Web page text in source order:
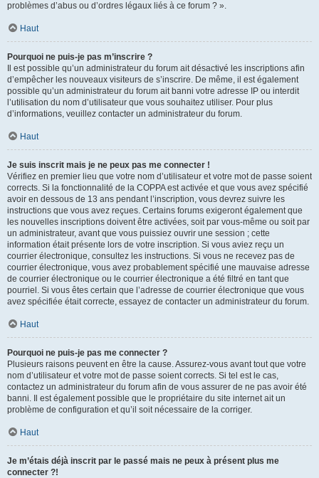
problèmes d’abus ou d’ordres légaux liés à ce forum ? ».
Haut
Pourquoi ne puis-je pas m’inscrire ?
Il est possible qu’un administrateur du forum ait désactivé les inscriptions afin
d’empêcher les nouveaux visiteurs de s’inscrire. De même, il est également
possible qu’un administrateur du forum ait banni votre adresse IP ou interdit
l’utilisation du nom d’utilisateur que vous souhaitez utiliser. Pour plus
d’informations, veuillez contacter un administrateur du forum.
Haut
Je suis inscrit mais je ne peux pas me connecter !
Vérifiez en premier lieu que votre nom d’utilisateur et votre mot de passe soient
corrects. Si la fonctionnalité de la COPPA est activée et que vous avez spécifié
avoir en dessous de 13 ans pendant l’inscription, vous devrez suivre les
instructions que vous avez reçues. Certains forums exigeront également que
les nouvelles inscriptions doivent être activées, soit par vous-même ou soit par
un administrateur, avant que vous puissiez ouvrir une session ; cette
information était présente lors de votre inscription. Si vous aviez reçu un
courrier électronique, consultez les instructions. Si vous ne recevez pas de
courrier électronique, vous avez probablement spécifié une mauvaise adresse
de courrier électronique ou le courrier électronique a été filtré en tant que
pourriel. Si vous êtes certain que l’adresse de courrier électronique que vous
avez spécifiée était correcte, essayez de contacter un administrateur du forum.
Haut
Pourquoi ne puis-je pas me connecter ?
Plusieurs raisons peuvent en être la cause. Assurez-vous avant tout que votre
nom d’utilisateur et votre mot de passe soient corrects. Si tel est le cas,
contactez un administrateur du forum afin de vous assurer de ne pas avoir été
banni. Il est également possible que le propriétaire du site internet ait un
problème de configuration et qu’il soit nécessaire de la corriger.
Haut
Je m’étais déjà inscrit par le passé mais ne peux à présent plus me
connecter ?!